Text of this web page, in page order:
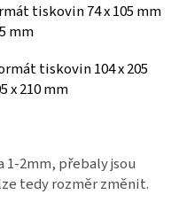
tiskovin 74 x 105 mm
mm
tiskovin 104 x 205
x 210 mm
1-2mm, přebaly jsou
tedy rozměr změnit.